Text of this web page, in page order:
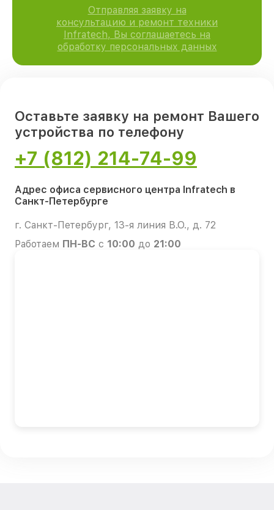
Отправляя заявку на
консультацию и ремонт техники
Infratech, Вы соглашаетесь на
обработку персональных данных
Оставьте заявку на ремонт Вашего
устройства по телефону
+7 (812) 214-74-99
Адрес офиса сервисного центра Infratech в
Санкт-Петербурге
г. Санкт-Петербург, 13-я линия В.О., д. 72
Работаем ПН-ВС с 10:00 до 21:00